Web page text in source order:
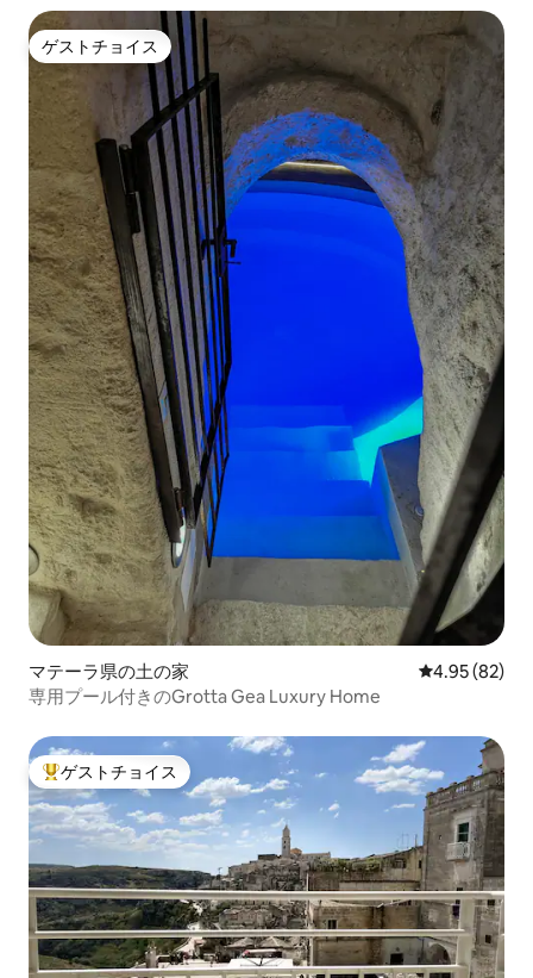
ゲストチョイス
ゲストチョイス
マテーラ県の土の家 レビュー82
4.95 (82)
専用プール付きのGrotta Gea Luxury Home
大好評のゲストチョイスです。
ゲストチョイス